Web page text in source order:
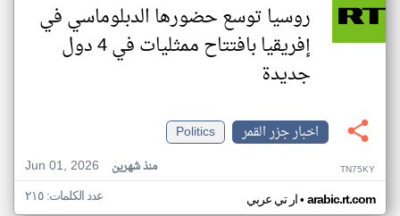
روسيا توسع حضورها الدبلوماسي في
إفريقيا بافتتاح ممثليات في 4 دول
جديدة
اخبار جزر القمر
Politics
Jun 01, 2026
منذ شهرين TN75KY
ار تي عربي• arabic.rt.com عدد الكلمات: ٢١٥